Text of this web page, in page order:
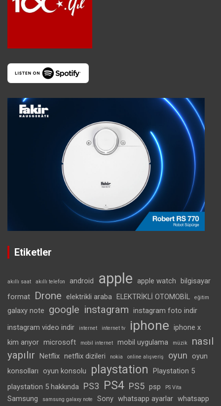
Etiketler
akıllı saat akıllı telefon android apple apple watch bilgisayar
format
Drone elektrikli araba ELEKTRİKLİ OTOMOBİL eğitim
galaxy note google instagram instagram foto indir
instagram video indir
internet internet tv iphone iphone x
kim arıyor microsoft mobil internet mobil uygulama müzik
nasıl
yapılır Netflix netflix dizileri nokia online alışveriş oyun
oyun
konsolları
oyun konsolu playstation
Playstation 5
playstation 5 hakkında PS3 PS4 PS5 psp PS Vita
Samsung samsung galaxy note Sony whatsapp ayarlar whatsapp